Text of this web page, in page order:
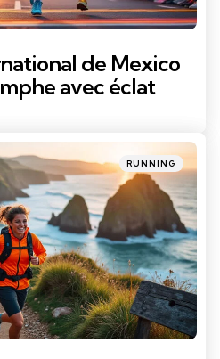
de Mexico
avec éclat
Posted
in
RUNNING